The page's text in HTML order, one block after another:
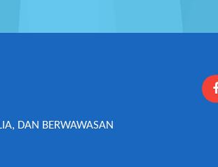
DAN BERWAWASAN